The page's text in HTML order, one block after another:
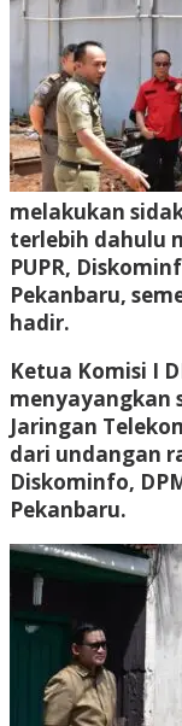
melakukan
terlebih dahulu
PUPR,
Pekanbaru,
hadir.
Ketua Komisi I
menyayangkan
Jaringan
dari undangan
Diskominfo,
Pekanbaru.